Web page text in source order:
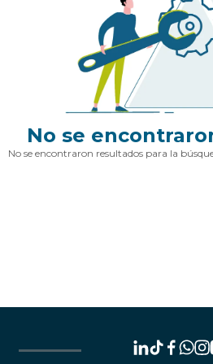
No se
No se encontraron resultados para la